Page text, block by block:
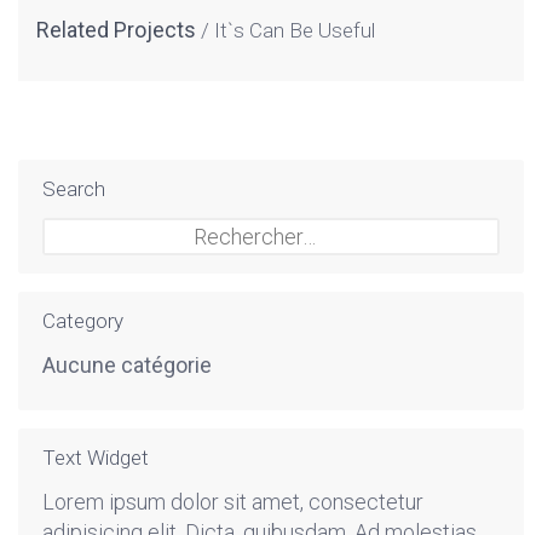
Related Projects It`s Can Be Useful
Search
Category
Aucune catégorie
Text Widget
Lorem ipsum dolor sit amet, consectetur